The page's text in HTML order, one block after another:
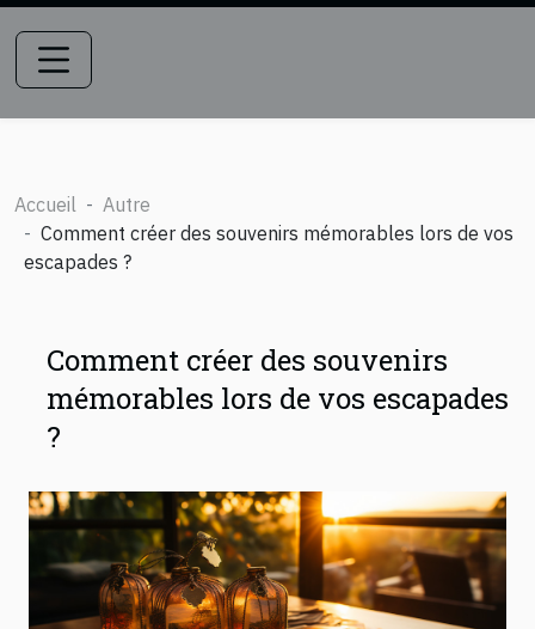
Accueil
Autre
Comment créer des souvenirs mémorables lors de vos
escapades ?
Comment créer des souvenirs
mémorables lors de vos escapades
?